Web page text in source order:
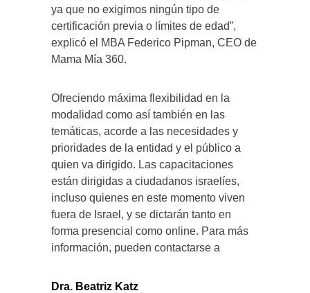
ya que no exigimos ningún tipo de
certificación previa o límites de edad”,
explicó el MBA Federico Pipman, CEO de
Mama Mía 360.
Ofreciendo máxima flexibilidad en la
modalidad como así también en las
temáticas, acorde a las necesidades y
prioridades de la entidad y el público a
quien va dirigido. Las capacitaciones
están dirigidas a ciudadanos israelíes,
incluso quienes en este momento viven
fuera de Israel, y se dictarán tanto en
forma presencial como online. Para más
información, pueden contactarse a
Dra. Beatriz Katz